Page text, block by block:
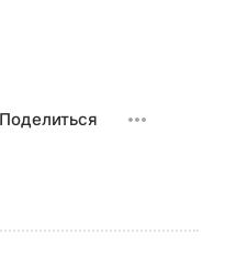
Поделиться